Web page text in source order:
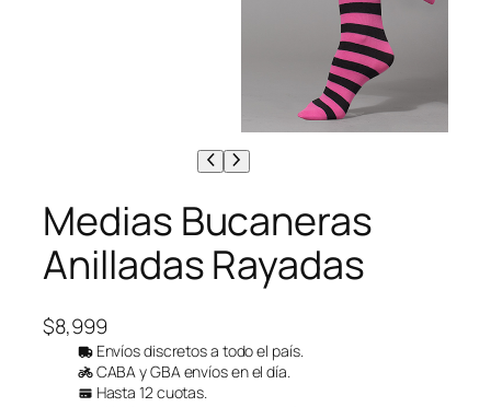
Medias Bucaneras
Anilladas Rayadas
$8,999
Envíos discretos a todo el país.
CABA y GBA envíos en el día.
Hasta 12 cuotas.